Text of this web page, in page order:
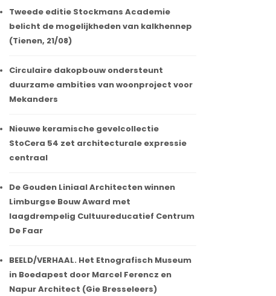
Tweede editie Stockmans Academie
belicht de mogelijkheden van kalkhennep
(Tienen, 21/08)
Circulaire dakopbouw ondersteunt
duurzame ambities van woonproject voor
Mekanders
Nieuwe keramische gevelcollectie
StoCera 54 zet architecturale expressie
centraal
De Gouden Liniaal Architecten winnen
Limburgse Bouw Award met
laagdrempelig Cultuureducatief Centrum
De Faar
BEELD/VERHAAL. Het Etnografisch Museum
in Boedapest door Marcel Ferencz en
Napur Architect (Gie Bresseleers)